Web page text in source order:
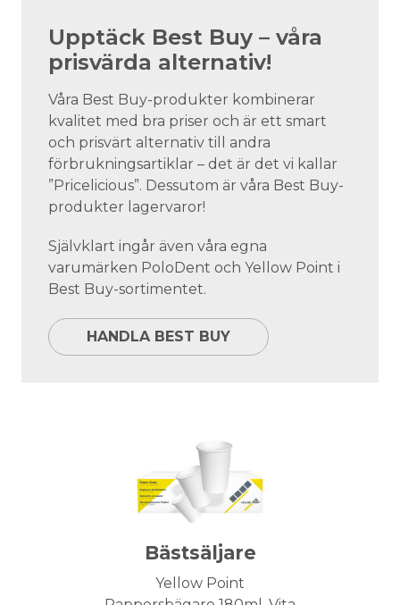
Upptäck Best Buy – våra
prisvärda alternativ!
Våra Best Buy-produkter kombinerar
kvalitet med bra priser och är ett smart
och prisvärt alternativ till andra
förbrukningsartiklar – det är det vi kallar
”Pricelicious”. Dessutom är våra Best Buy-
produkter lagervaror!
Självklart ingår även våra egna
varumärken PoloDent och Yellow Point i
Best Buy-sortimentet.
HANDLA BEST BUY
Bästsäljare
Yellow Point